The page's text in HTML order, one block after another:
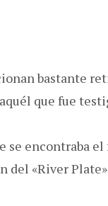
bastante
que fue
se encontraba el
del «River